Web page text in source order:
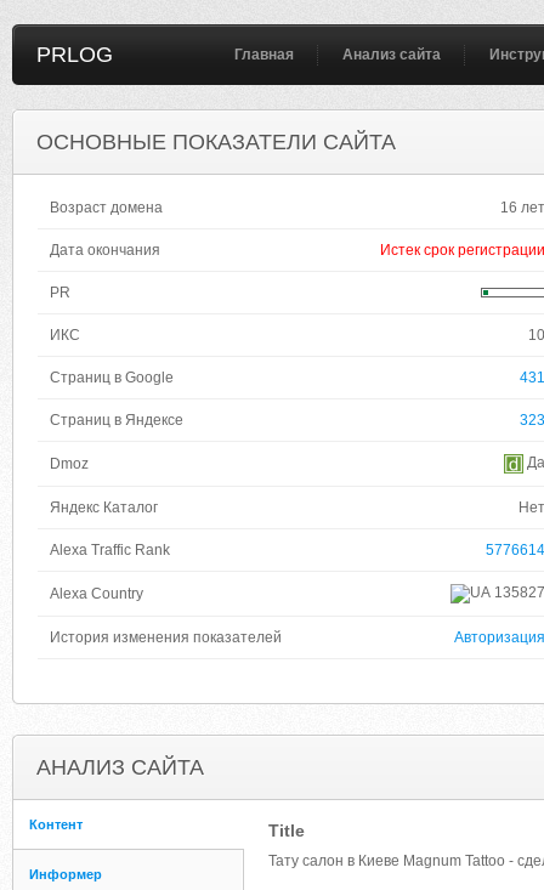
PRLOG Главная Анализ сайта
ОСНОВНЫЕ ПОКАЗАТЕЛИ САЙТА
Возраст домена 16 лет
Дата окончания Истек срок регистрации
PR
ИКС 10
Страниц в Google 431
Страниц в Яндексе 323
Dmoz Да
Яндекс Каталог Нет
Alexa Traffic Rank 5776614
Alexa Country 135827
История изменения показателей Авторизация
АНАЛИЗ САЙТА
Контент
Информер
Title
Тату салон в Киеве Magnum Tattoo -